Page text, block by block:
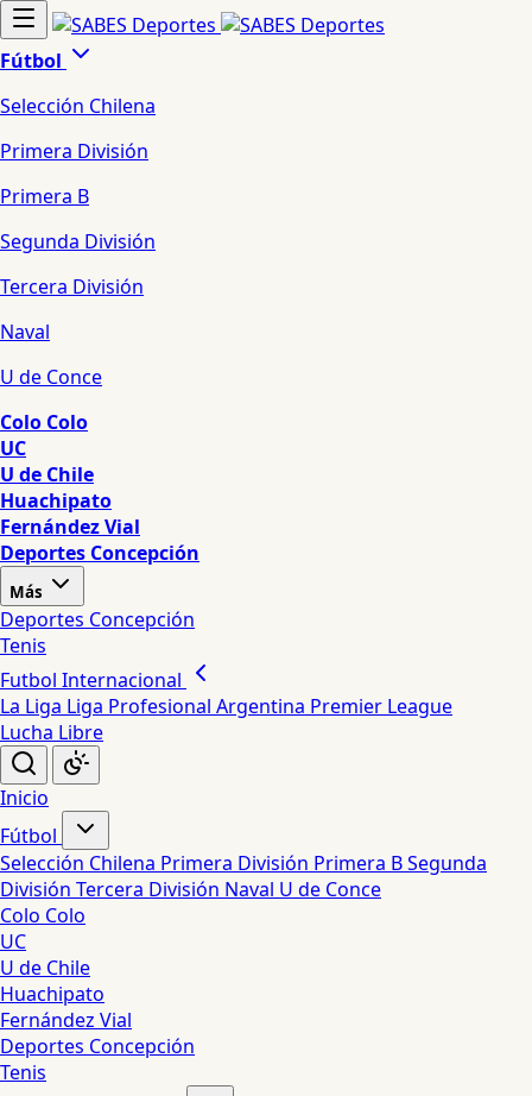
Fútbol
Selección Chilena
Primera División
Primera B
Segunda División
Tercera División
Naval
U de Conce
Colo Colo
UC
U de Chile
Huachipato
Fernández Vial
Deportes Concepción
Más
Deportes Concepción
Tenis
Futbol Internacional
La Liga Liga Profesional Argentina Premier League
Lucha Libre
Inicio
Fútbol
Selección Chilena Primera División Primera BSegunda
División Tercera División Naval U de Conce
Colo Colo
UC
U de Chile
Huachipato
Fernández Vial
Deportes Concepción
Tenis